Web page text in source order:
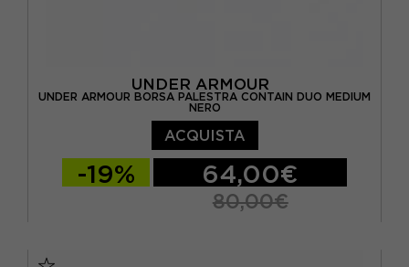
UNDER ARMOUR
UNDER ARMOUR BORSA PALESTRA CONTAIN DUO MEDIUM
NERO
ACQUISTA
-19% 64,00€
80,00€